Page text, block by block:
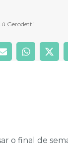
Gerodetti
o final de